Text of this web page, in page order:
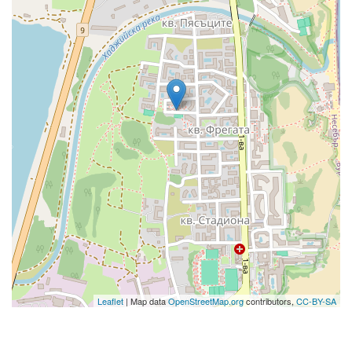
Leaflet | Map dataOpenStreetMap.orgcontributors, CC-BY-SA